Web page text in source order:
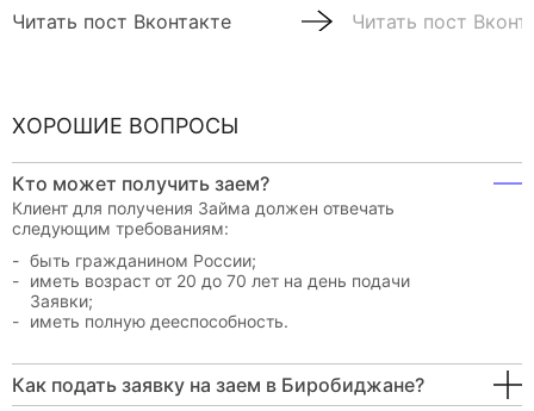
Читать пост Вконтакте Читать пост
ХОРОШИЕ ВОПРОСЫ
Кто может получить заем?
Клиент для получения Займа должен отвечать
следующим требованиям:
быть гражданином России;
иметь возраст от 20 до 70 лет на день подачи
Заявки;
иметь полную дееспособность.
Как подать заявку на заем в Биробиджане?